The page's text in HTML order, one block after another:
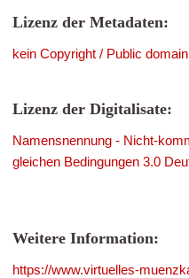
Lizenz der Metadaten:
kein Copyright / Public
Lizenz der Digitalisate:
Namensnennung - Nicht-
gleichen Bedingungen 3.0
Weitere Information:
https://www.virtuelles-